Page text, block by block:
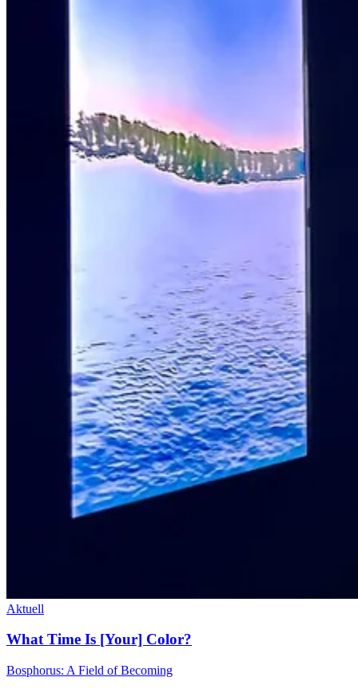
Aktuell
What Time Is [Your] Color?
Bosphorus: A Field of Becoming